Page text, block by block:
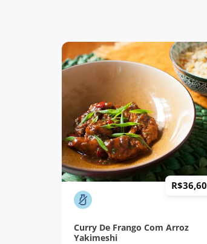
+
Curry De Frango Com Arroz
Yakimeshi
R$36,60